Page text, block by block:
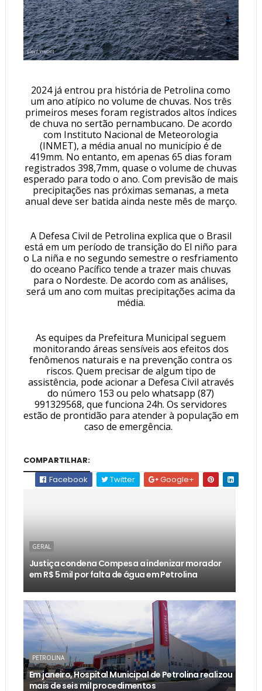
2024 já entrou pra história de Petrolina como
um ano atípico no volume de chuvas. Nos três
primeiros meses foram registrados altos índices
de chuva no sertão pernambucano. De acordo
com Instituto Nacional de Meteorologia
(INMET), a média anual no município é de
419mm. No entanto, em apenas 65 dias foram
registrados 398,7mm, quase o volume de chuvas
esperado para todo o ano. Com previsão de mais
precipitações nas próximas semanas, a meta
anual deve ser batida ainda neste mês de março.
A Defesa Civil de Petrolina explica que o Brasil
está em um período de transição do El niño para
o La niña e no segundo semestre o resfriamento
do oceano Pacífico tende a trazer mais chuvas
para o Nordeste. De acordo com as análises,
será um ano com muitas precipitações acima da
média.
As equipes da Prefeitura Municipal seguem
monitorando áreas sensíveis aos efeitos dos
fenômenos naturais e na prevenção contra os
riscos. Quem precisar de algum tipo de
assistência, pode acionar a Defesa Civil através
do número 153 ou pelo whatsapp (87)
991329568, que funciona 24h. Os servidores
estão de prontidão para atender à população em
caso de emergência.
COMPARTILHAR:
Facebook
Twitter Google+
GERAL
Justiça condena Compesa a indenizar morador
em R$ 5 mil por falta de água em Petrolina
PETROLINA
Em janeiro, Hospital Municipal de Petrolina realizou
mais de seis mil procedimentos